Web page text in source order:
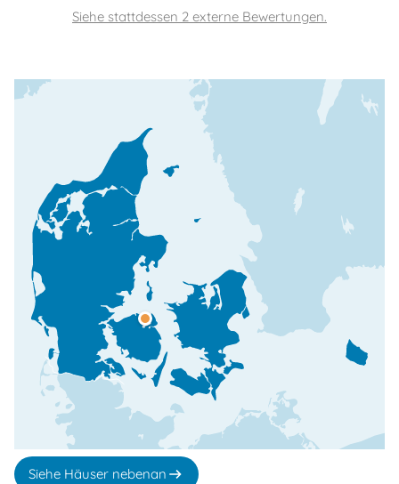
Siehe stattdessen 2 externe Bewertungen.
Siehe Häuser nebenan